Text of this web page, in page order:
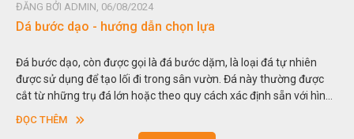
nhiên
được
với hình
ĐĂNG BỞI ADMIN, 06/08/2024
Đá non bộ - cách lựa chọn non bộ đẹp
Hòn non bộ được biết đến là một nghệ thuật xây dựng,
thu nhỏ, đưa mô hình những ngọn núi to lớn ngoài tự
trong các vườn cảnh. Hay nói một cách khác, người ta gọi
ngoạn và phong thủy trong cuộc sống.
ĐỌC THÊM